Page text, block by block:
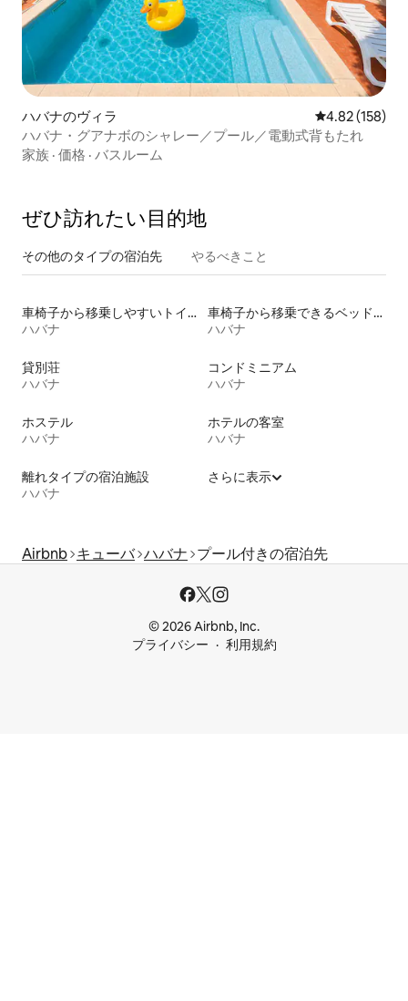
ハバナのヴィラ レビュー158
4.82 (158)
ハバナ・グアナボのシャレー／プール／電動式背もたれ
家族 · 価格 · バスルーム
ぜひ訪⁠れ⁠た⁠い目⁠的⁠地
その他のタ⁠イ⁠プ⁠の宿⁠泊⁠先 やるべきこと
車椅子から移乗しやすいトイレ付きの宿泊施設
ハバナ
車椅子から移乗できるベッドがある宿泊施設
ハバナ
貸別荘
ハバナ
コンドミニアム
ハバナ
ホステル
ハバナ
ホテルの客室
ハバナ
離れタイプの宿泊施設
ハバナ
さらに表示
Airbnb キューバ ハバナ プール付きの宿泊先
© 2026 Airbnb, Inc.
プライバシー
利用規約